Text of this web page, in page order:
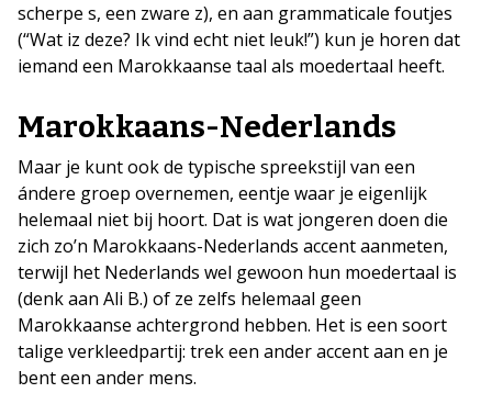
scherpe s, een zware z), en aan grammaticale foutjes
(“Wat iz deze? Ik vind echt niet leuk!”) kun je horen dat
iemand een Marokkaanse taal als moedertaal heeft.
Marokkaans-Nederlands
Maar je kunt ook de typische spreekstijl van een
ándere groep overnemen, eentje waar je eigenlijk
helemaal niet bij hoort. Dat is wat jongeren doen die
zich zo’n Marokkaans-Nederlands accent aanmeten,
terwijl het Nederlands wel gewoon hun moedertaal is
(denk aan Ali B.) of ze zelfs helemaal geen
Marokkaanse achtergrond hebben. Het is een soort
talige verkleedpartij: trek een ander accent aan en je
bent een ander mens.